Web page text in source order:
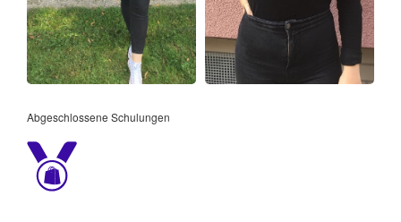
Abgeschlossene Schulungen